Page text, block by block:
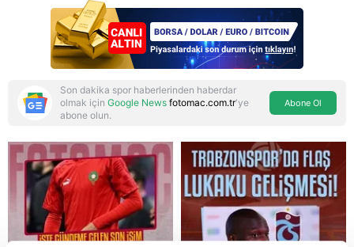
Reddet
Son dakika spor haberlerinden haberdar
olmak için Google News fotomac.com.tr'ye
abone olun.
Abone Ol